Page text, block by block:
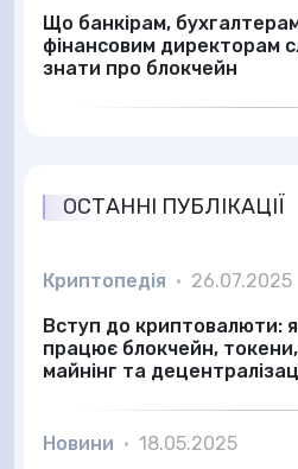
Що банкірам,
фінансовим директорам
знати про блокчейн
ОСТАННІ ПУБЛІКАЦІЇ
Криптопедія • 26.07.2025
Вступ до криптовалюти:
працює блокчейн, токени,
майнінг та
Новини • 18.05.2025